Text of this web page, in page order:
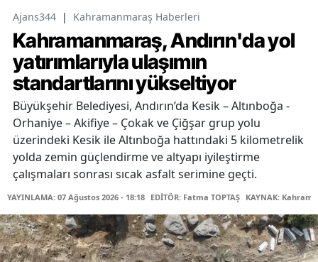
Ajans344 | Kahramanmaraş Haberleri
Kahramanmaraş, Andırın'da yol
yatırımlarıyla ulaşımın
standartlarını yükseltiyor
Büyükşehir Belediyesi, Andırın’da Kesik – Altınboğa -
Orhaniye – Akifiye – Çokak ve Çiğşar grup yolu
üzerindeki Kesik ile Altınboğa hattındaki 5 kilometrelik
yolda zemin güçlendirme ve altyapı iyileştirme
çalışmaları sonrası sıcak asfalt serimine geçti.
YAYINLAMA: 07 Ağustos 2026 - 18:18 EDİTÖR: Fatma TOPTAŞ KAYNAK: